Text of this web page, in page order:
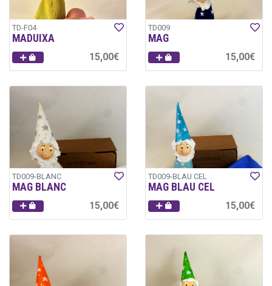
TD-F04
MADUIXA
15,00€
TD009
MAG
15,00€
TD009-BLANC
MAG BLANC
15,00€
TD009-BLAU CEL
MAG BLAU CEL
15,00€